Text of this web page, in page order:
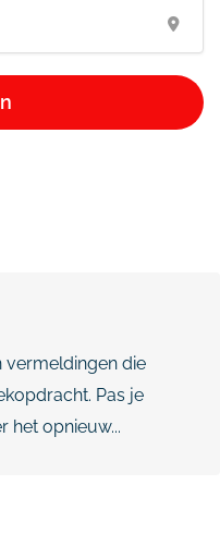
vermeldingen die
Pas je
het opnieuw...